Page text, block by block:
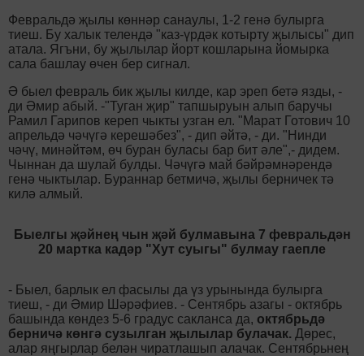
Февральдә җылы көннәр санаулы, 1-2 генә булырга
тиеш. Бу халык телендә "каз-үрдәк котырту җылысы" дип
атала. Ягъни, бу җылылар йорт кошларына йомырка
сала башлау өчен бер сигнал.
Ә быел февраль бик җылы килде, кар эреп бетә язды, -
ди Әмир абый. -"Туган җир" тапшыруын алып баручы
Рамил Гарипов кереп чыкты узган ел. "Марат Готович 10
апрельдә чәчүгә керешәбез", - дип әйтә, - ди. "Нинди
чәчү, минәйтәм, өч буран буласы бар бит әле",- дидем.
Чыннан да шулай булды. Чәчүгә май бәйрәмнәрендә
генә чыктылар. Бураннар бетмичә, җылы берничек тә
килә алмый.
Быелгы җәйнең чын җәй булмавына 7 февральдән
20 мартка кадәр "Хут суыгы" булмау гаепле
- Быел, барлык ел фасылы да үз урынында булырга
тиеш, - ди Әмир Шәрәфиев. - Сентябрь азагы - октябрь
башында көндез 5-6 градус сакланса да, октябрьдә
берничә көнгә сузылган җылылар булачак. Дөрес,
алар яңгырлар белән чиратлашып алачак. Сентябрьнең